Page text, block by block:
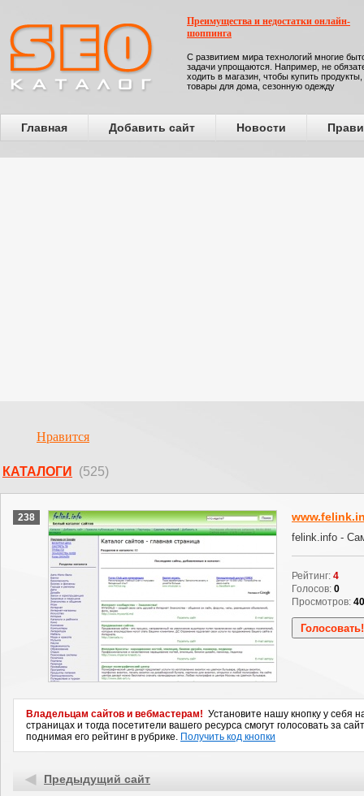
Преимущества и недостатки онлайн-
шоппинга
С развитием мира технологий многие
задачи упрощаются. Например, не
ходить в магазин, чтобы купить продукты,
товары для дома, сезонную одежду
Главная Добавить сайт Новости
Нравится
КАТАЛОГИ (525)
238
felink.info -
Рейтинг: 4
Голосов: 0
Просмотров:
Владельцам сайтов и вебмастерам! Установите нашу кнопку у себя
страницах и тогда посетители вашего ресурса смогут голосовать за
поднимая его рейтинг в рубрике. Получить код кнопки
Предыдущий сайт